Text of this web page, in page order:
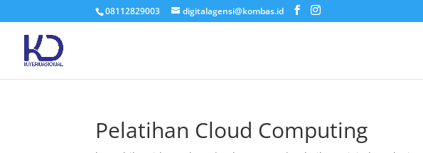
08112829003 digitalagensi@kombas.id
Pelatihan Cloud Computing